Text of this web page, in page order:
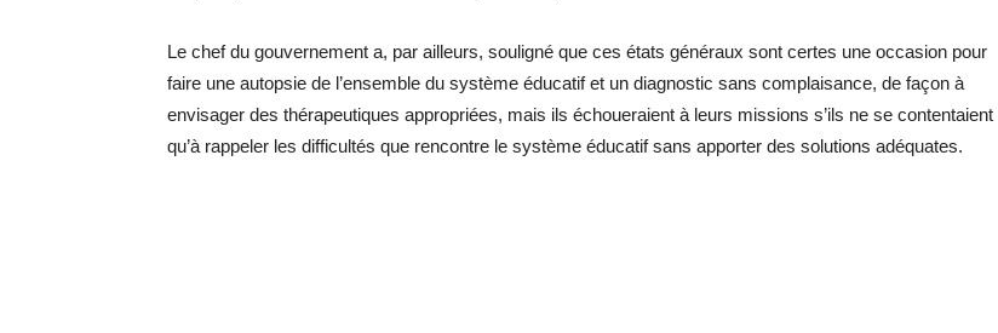
Le chef du gouvernement a, par ailleurs, souligné que ces états généraux sont certes une occasion pour
faire une autopsie de l’ensemble du système éducatif et un diagnostic sans complaisance, de façon à
envisager des thérapeutiques appropriées, mais ils échoueraient à leurs missions s’ils ne se contentaient
qu’à rappeler les difficultés que rencontre le système éducatif sans apporter des solutions adéquates.